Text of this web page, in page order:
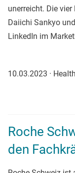
unerreicht. Die
Daiichi Sankyo
LinkedIn im
10.03.2023 ·
Roche
den